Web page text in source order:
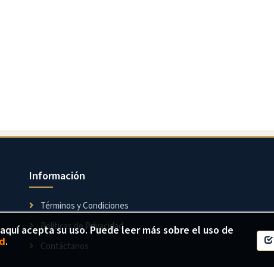
acepta su uso. Puede leer más sobre el uso de
.
Información
Términos y Condiciones
Políticas de Privacidad
Contáctanos